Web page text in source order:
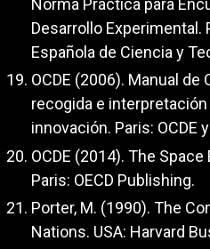
Norma Práctica para
Desarrollo Experimental.
Española de Ciencia y
OCDE (2006). Manual de
recogida e
innovación. Paris: OCDE y
OCDE (2014). The
Paris: OECD Publishing.
Porter, M. (1990). The
Nations. USA: Harvard